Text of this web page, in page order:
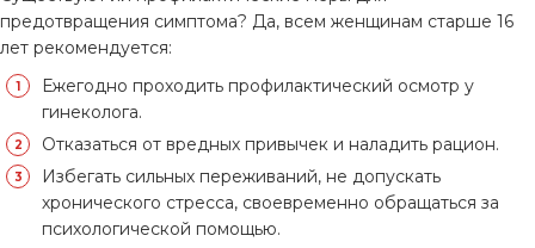
предотвращения симптома? Да, всем женщинам старше 16
лет рекомендуется:
Ежегодно проходить профилактический осмотр у
гинеколога.
Отказаться от вредных привычек и наладить рацион.
Избегать сильных переживаний, не допускать
хронического стресса, своевременно обращаться за
психологической помощью.